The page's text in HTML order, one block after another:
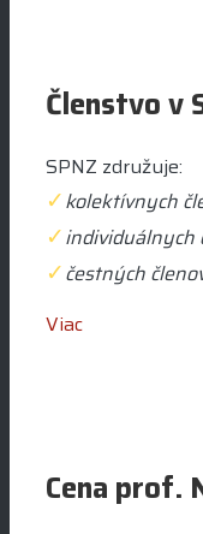
Členstvo v
SPNZ združuje:
✓kolektívnych
✓individuálnych
✓čestných
Viac
Cena prof.